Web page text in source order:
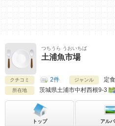
つちうら うおいちば
土浦魚市場
クチコミ 2件 ジャンル 定
所在地 茨城県土浦市中村西根9-3
トップ アル